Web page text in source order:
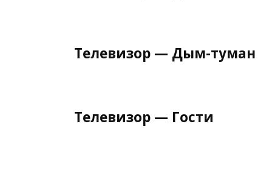
Телевизор — Дым-туман
Телевизор — Гости